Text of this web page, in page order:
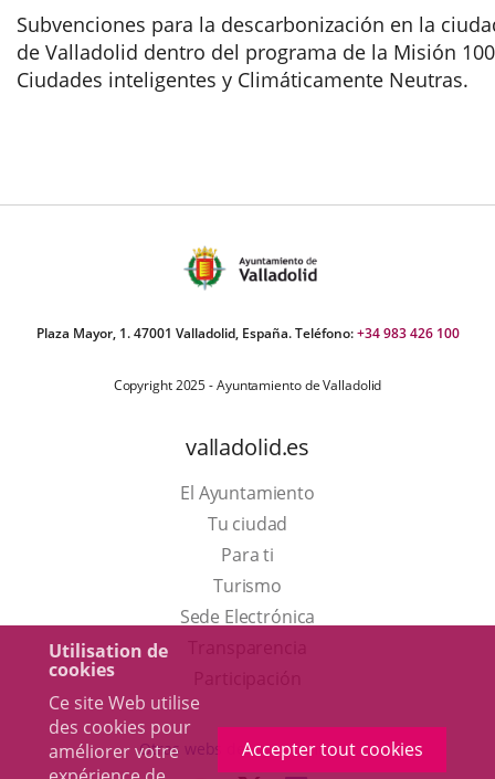
Utilisation de
cookies
Ce site Web utilise
des cookies pour
améliorer votre
Accepter tout cookies
externa.externa.
Subvenciones para la descarbonización en la
de Valladolid dentro del programa de la Misión 100
Ciudades inteligentes y Climáticamente Neutras.
Plaza Mayor, 1. 47001 Valladolid, España. Teléfono:+34 983 426 100
Copyright 2025 - Ayuntamiento de Valladolid
valladolid.es
El Ayuntamiento
Tu ciudad
Para ti
TurismoEste
enlace
una
ventana
Sede Electrónica
externa.
Otras webs del ayuntamiento